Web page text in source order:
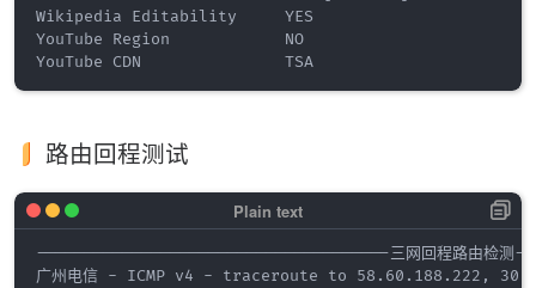
Wikipedia Editability     YES
YouTube Region            NO
路由回程测试
-------------------------------------三网回程路由
广州电信 - ICMP v4 - traceroute to 58.60.188.222, 30